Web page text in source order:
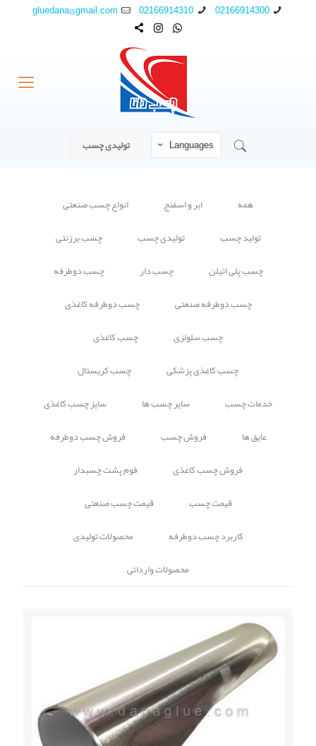
02166914300
02166914310
gluedana@gmail.com
Languages تولیدی چسب
همه ابر و اسفنج
انواع چسب صنعتی
تولید چسب
تولیدی چسب
چسب برزنتی
چسب پلی اتیلن
چسب دار
چسب دوطرفه
چسب دوطرفه صنعتی
چسب دوطرفه کاغذی
چسب سلولزی
چسب کاغذی
چسب کاغذی پزشکی
چسب کریستال
خدمات چسب
سایر چسب ها
سایز چسب کاغذی
عایق ها
فروش چسب
فروش چسب دوطرفه
فروش چسب کاغذی
فوم پشت چسبدار
قیمت چسب
قیمت چسب صنعتی
کاربرد چسب دوطرفه
محصولات تولیدی
محصولات وارداتی